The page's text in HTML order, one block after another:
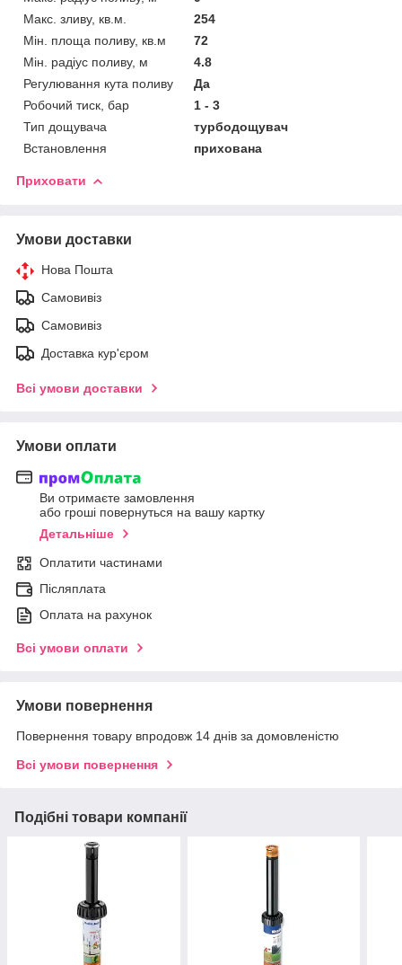
Макс. зливу, кв.м.
254
Мін. площа поливу, кв.м
72
Мін. радіус поливу, м
4.8
Регулювання кута поливу
Да
Робочий тиск, бар
1 - 3
Тип дощувача
турбодощувач
Встановлення
прихована
Приховати
Умови доставки
Нова Пошта
Самовивіз
Самовивіз
Доставка кур'єром
Всі умови доставки
Умови оплати
Ви отримаєте замовлення
або гроші повернуться на вашу картку
Детальніше
Оплатити частинами
Післяплата
Оплата на рахунок
Всі умови оплати
Умови повернення
Повернення товару впродовж 14 днів за домовленістю
Всі умови повернення
Подібні товари компанії